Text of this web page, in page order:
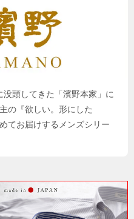
没頭してきた「濱野本家」に
の『欲しい。形にした
てお届けするメンズシリー